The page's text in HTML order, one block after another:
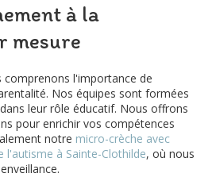
à la
mesure
comprenons l'importance de
Nos équipes sont formées
leur rôle éducatif. Nous offrons
pour enrichir vos compétences
notre micro-crèche avec
l'autisme à Sainte-Clothilde, où nous